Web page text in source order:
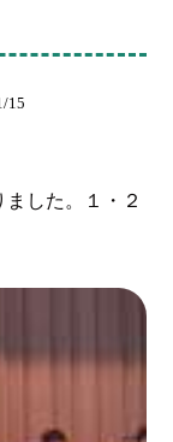
15
した。１・２